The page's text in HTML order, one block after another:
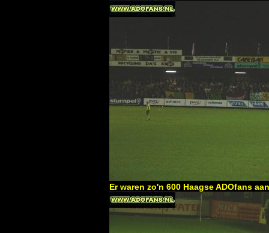
Er waren zo'n 600 Haagse ADOfans